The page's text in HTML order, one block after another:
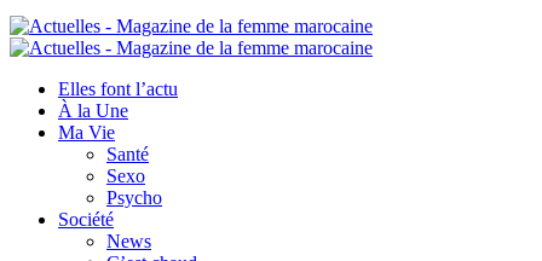
Elles font l’actu
À la Une
Ma Vie
Santé
Sexo
Psycho
Société
News